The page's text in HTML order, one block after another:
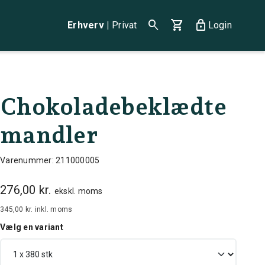
Erhverv | Privat search shopping_cart lock Login
Chokoladebeklædte
mandler
Varenummer: 211000005
276,00 kr. ekskl. moms
345,00 kr. inkl. moms
Vælg en variant